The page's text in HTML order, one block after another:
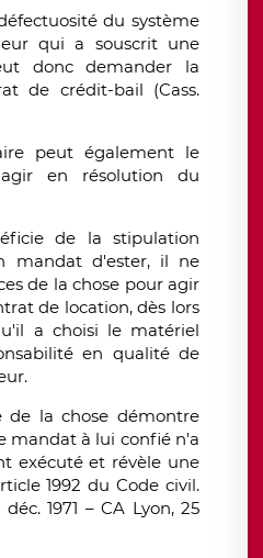
du système
qui a souscrit une
donc demander la
de crédit-bail (Cass.
peut également le
en résolution du
de la stipulation
mandat d'ester, il ne
de la chose pour agir
de location, dès lors
a choisi le matériel
en qualité de
de la chose démontre
mandat à lui confié n'a
exécuté et révèle une
1992 du Code civil.
1971 – CA Lyon, 25